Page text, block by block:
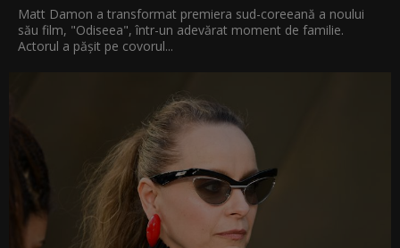
Matt Damon a transformat premiera sud-coreeană a noului
său film, "Odiseea", într-un adevărat moment de familie.
Actorul a pășit pe covorul...